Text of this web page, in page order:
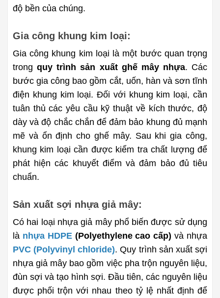
độ bền của chúng.
Gia công khung kim loại:
Gia công khung kim loại là một bước quan trọng
trong quy trình sản xuất ghế mây nhựa. Các
bước gia công bao gồm cắt, uốn, hàn và sơn tĩnh
điện khung kim loại. Đối với khung kim loại, cần
tuân thủ các yêu cầu kỹ thuật về kích thước, độ
dày và độ chắc chắn để đảm bảo khung đủ mạnh
mẽ và ổn định cho ghế mây. Sau khi gia công,
khung kim loại cần được kiểm tra chất lượng để
phát hiện các khuyết điểm và đảm bảo đủ tiêu
chuẩn.
Sản xuất sợi nhựa giả mây:
Có hai loại nhựa giả mây phổ biến được sử dụng
là nhựa HDPE (Polyethylene cao cấp)
PVC (Polyvinyl chloride). Quy trình sản xuất sợi
nhựa giả mây bao gồm việc pha trộn nguyên liệu,
đùn sợi và tạo hình sợi. Đầu tiên, các nguyên liệu
được phối trộn với nhau theo tỷ lệ nhất định để